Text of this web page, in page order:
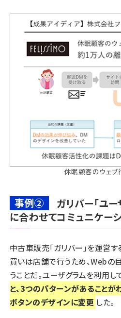
休眠顧客のウェブ
事例②
ガリバー「ユ
に合わせてコミュニケー
中古車販売「ガリバー」を運営
買いは店舗で行うため、Webの
うことだ。ユーザグラムを利用し
と、3つのパターンがあることが
ボタンのデザインに変更 した。